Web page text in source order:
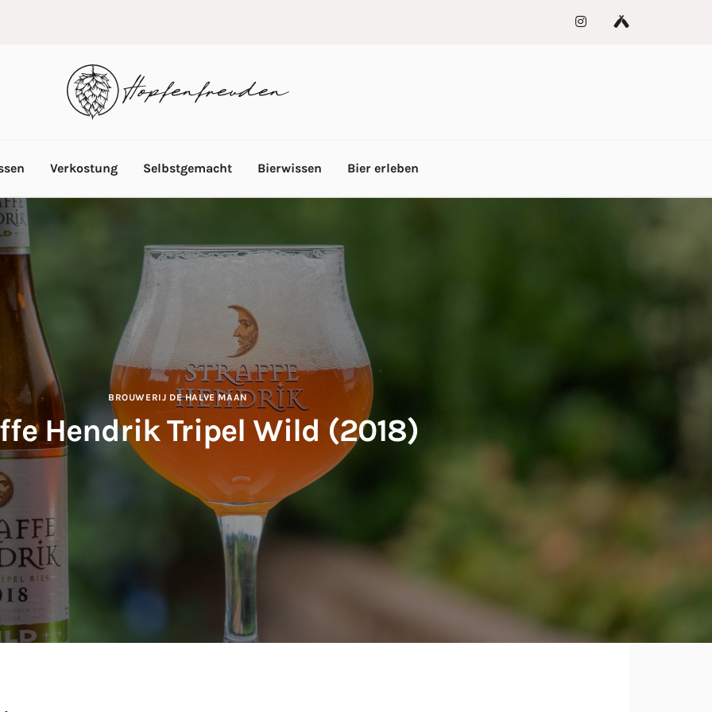
Verkostung Selbstgemacht Bierwissen Bier erleben
BROUWERIJ DE HALVE MAAN
Hendrik Tripel Wild (2018)